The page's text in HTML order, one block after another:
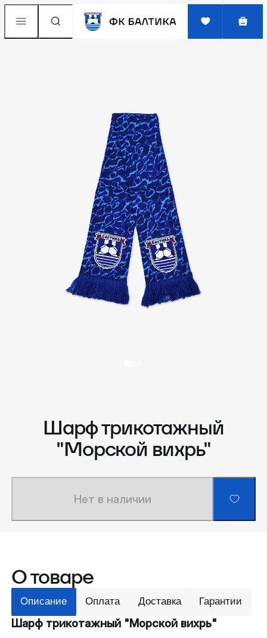
Шарф трикотажный
"Морской вихрь"
Нет в наличии
О товаре
Описание Оплата Доставка Гарантии
Шарф трикотажный "Морской вихрь"